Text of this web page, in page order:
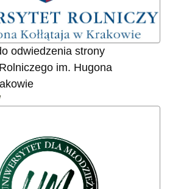
odwiedzenia strony
im. Hugona